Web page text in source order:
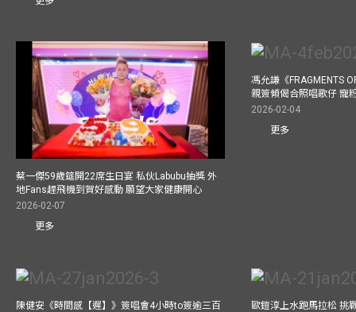
蔡一傑59歲筵開22席生日宴 私伙Labubu抽獎 外
地Fans趕飛機到賀好感動 願望大家健康開心
2026-02-07
更多
馮允謙《FRAGMENTS
親簽傾偈合照唱歌仔 寵
2026-02-04
更多
陳健安《時間感【遲】》簽唱會4小時to簽逾三百
歐鎧淳上水跑馬拉松 挑